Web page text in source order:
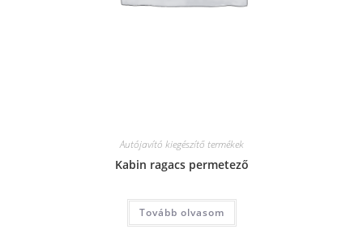
Autójavító kiegészítő termékek
Kabin ragacs permetező
Tovább olvasom